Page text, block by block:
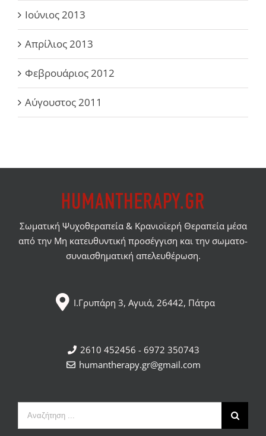
Ιούνιος 2013
Απρίλιος 2013
Φεβρουάριος 2012
Αύγουστος 2011
Σωματική Ψυχοθεραπεία & Κρανιοϊερή Θεραπεία μέσα
από την Μη κατευθυντική προσέγγιση και την σωματο-
συναισθηματική απελευθέρωση.
Ι.Γρυπάρη 3, Αγυιά, 26442, Πάτρα
2610 452456 - 6972 350743
humantherapy.gr@gmail.com